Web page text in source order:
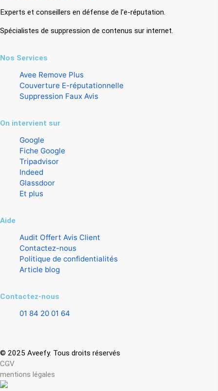
Experts et conseillers en défense de l’e-réputation.
Spécialistes de suppression de contenus sur internet.
Nos Services
Avee Remove Plus
Couverture E-réputationnelle
Suppression Faux Avis
On intervient sur
Google
Fiche Google
Tripadvisor
Indeed
Glassdoor
Et plus
Aide
Audit Offert Avis Client
Contactez-nous
Politique de confidentialités
Article blog
Contactez-nous
01 84 20 01 64
© 2025 Aveefy. Tous droits réservés
CGV
mentions légales